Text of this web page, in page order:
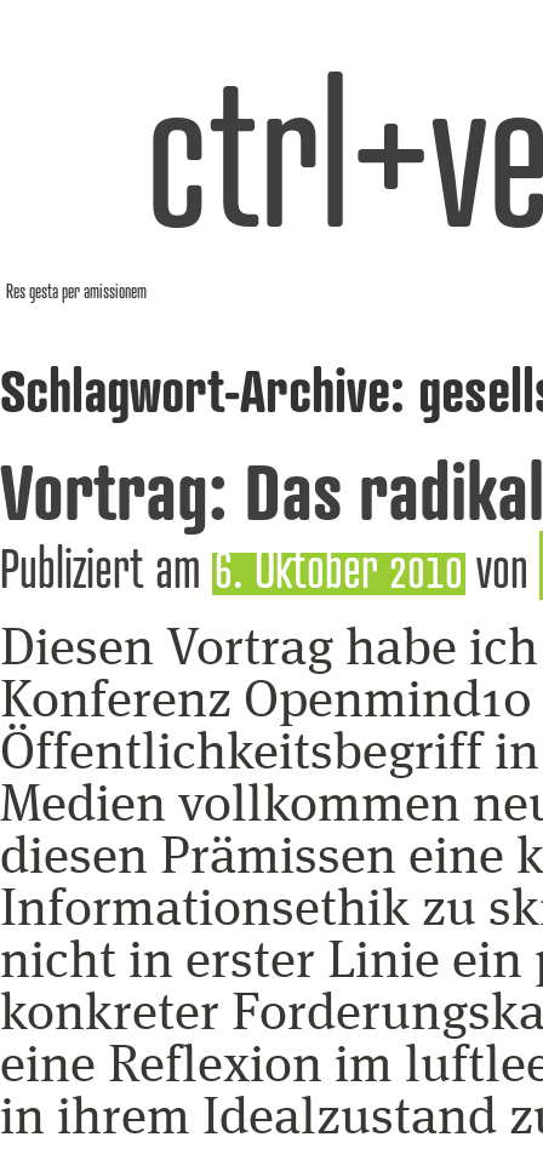
Res gesta per amissionem
Schlagwort-Archive:
Vortrag: Das
Publiziert am 6. Oktober 2010von
Diesen Vortrag habe
Konferenz
Öffentlichkeitsbegriff
Medien vollkommen
diesen Prämissen eine
Informationsethik zu
nicht in erster Linie ein
konkreter
eine Reflexion im
in ihrem Idealzustand